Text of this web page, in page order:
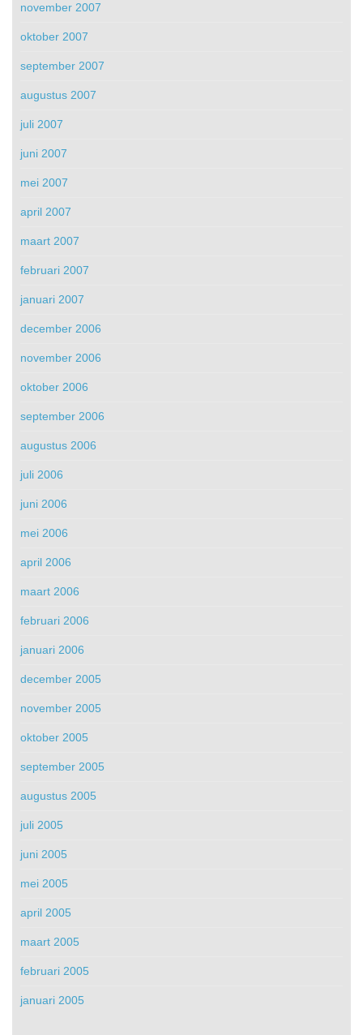
november 2007
oktober 2007
september 2007
augustus 2007
juli 2007
juni 2007
mei 2007
april 2007
maart 2007
februari 2007
januari 2007
december 2006
november 2006
oktober 2006
september 2006
augustus 2006
juli 2006
juni 2006
mei 2006
april 2006
maart 2006
februari 2006
januari 2006
december 2005
november 2005
oktober 2005
september 2005
augustus 2005
juli 2005
juni 2005
mei 2005
april 2005
maart 2005
februari 2005
januari 2005